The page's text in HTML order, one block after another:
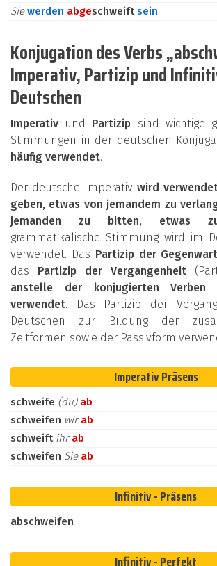
Siewerden abgeschweiftsein
Konjugation des Verbs
Imperativ, Partizip und
Deutschen
Imperativ und Partizip sind wichtige
Stimmungen in der deutschen
häufig verwendet.
Der deutsche Imperativ wird
geben, etwas von jemandem zu
jemanden zu bitten, etwas
grammatikalische Stimmung wird im
verwendet. Das Partizip der Gegenwart
das Partizip der Vergangenheit
anstelle der konjugierten Verben
verwendet. Das Partizip der
Deutschen zur Bildung der
Zeitformen sowie der Passivform
Imperativ Präsens
schweife (du) ab
schweifen wirab
schweift ihrab
schweifen Sie ab
Infinitiv - Präsens
abschweifen
Infinitiv - Perfekt